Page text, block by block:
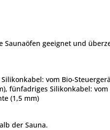
geeignet und
vom Bio-
fünfadriges Silikonkabel:
(1,5 mm)
der Sauna.